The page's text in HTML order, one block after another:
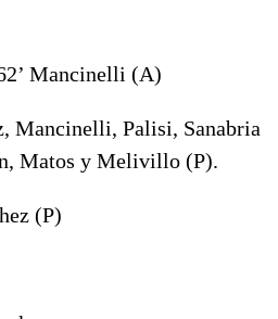
Mancinelli (A)
Mancinelli, Palisi, Sanabria
Matos y Melivillo (P).
(P)